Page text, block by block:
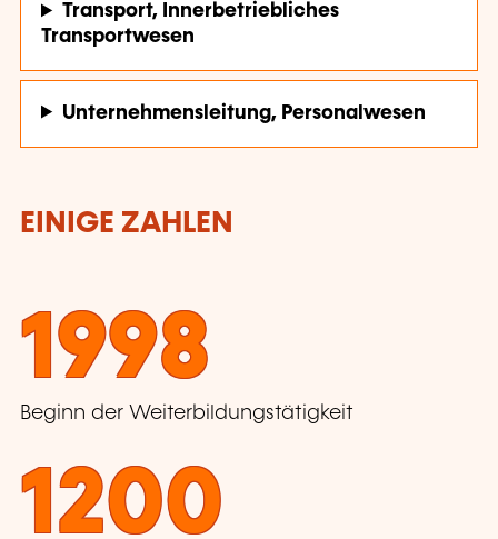
Transport, Innerbetriebliches
Transportwesen
Unternehmensleitung, Personalwesen
EINIGE ZAHLEN
1998
Beginn der Weiterbildungstätigkeit
1200